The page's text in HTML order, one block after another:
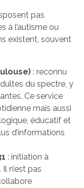
pas
à l’autisme ou
existent, souvent
: reconnu
du spectre, y
Ce service
mais aussi
éducatif et
d’informations
: initiation à
n’est pas